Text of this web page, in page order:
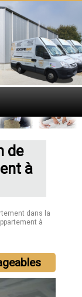
de
à
dans la
à